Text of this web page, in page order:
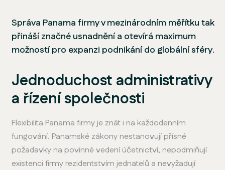
Správa Panama firmy v mezinárodním měřítku tak
přináší značné usnadnění a otevírá maximum
možností pro expanzi podnikání do globální sféry.
Jednoduchost administrativy
a řízení společnosti
Flexibilita Panama firmy je znát i na každodenním
fungování. Panamské zákony nestanovují přísné
požadavky na povinné vedení účetnictví, nepodmiňují
existenci firmy rezidentstvím jednatelů a nevyžadují